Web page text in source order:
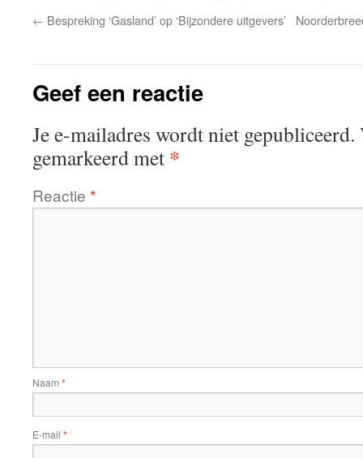
← Bespreking ‘Gasland’ op ‘Bijzondere uitgevers’
Geef een reactie
Je e-mailadres wordt niet gepubliceerd.
gemarkeerd met *
Reactie *
Naam *
E-mail *